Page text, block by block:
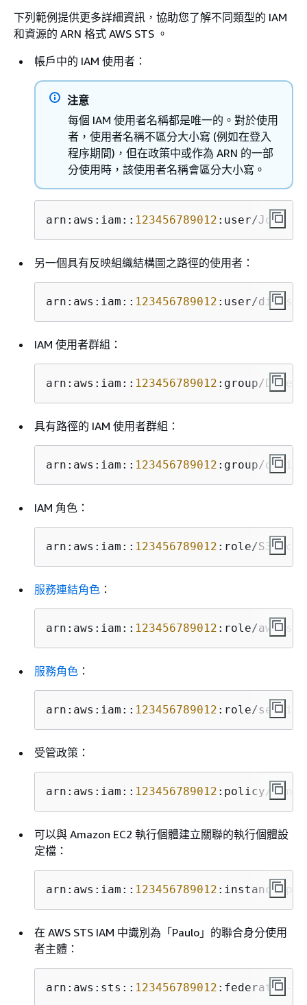
下列範例提供更多詳細資訊，協助您了解不同類型的 IAM
和資源的 ARN 格式 AWS STS 。
帳戶中的 IAM 使用者：
注意
每個 IAM 使用者名稱都是唯一的。對於使用
者，使用者名稱不區分大小寫 (例如在登入
程序期間)，但在政策中或作為 ARN 的一部
分使用時，該使用者名稱會區分大小寫。
arn:aws:iam:: 123456789012 :user/John
另一個具有反映組織結構圖之路徑的使用者：
arn:aws:iam:: 123456789012 :user/
IAM 使用者群組：
arn:aws:iam:: 123456789012 :group/
具有路徑的 IAM 使用者群組：
arn:aws:iam:: 123456789012 :group/
IAM 角色：
arn:aws:iam:: 123456789012 :role/
服務連結角色 ：
arn:aws:iam:: 123456789012 :role/aws-
服務角色 ：
arn:aws:iam:: 123456789012 :role/
受管政策：
arn:aws:iam:: 123456789012 :policy/
可以與 Amazon EC2 執行個體建立關聯的執行個體設
定檔：
arn:aws:iam:: 123456789012 :instance-
在 AWS STS IAM 中識別為「Paulo」的聯合身分使用
者主體：
arn:aws:sts:: 123456789012 :federated-